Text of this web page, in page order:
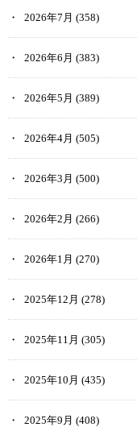
2026年7月 (358)
2026年6月 (383)
2026年5月 (389)
2026年4月 (505)
2026年3月 (500)
2026年2月 (266)
2026年1月 (270)
2025年12月 (278)
2025年11月 (305)
2025年10月 (435)
2025年9月 (408)